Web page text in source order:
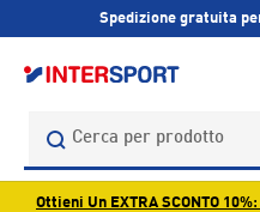
Spedizione gratuita
Cerca
Ottieni Un EXTRA SCONTO 10%